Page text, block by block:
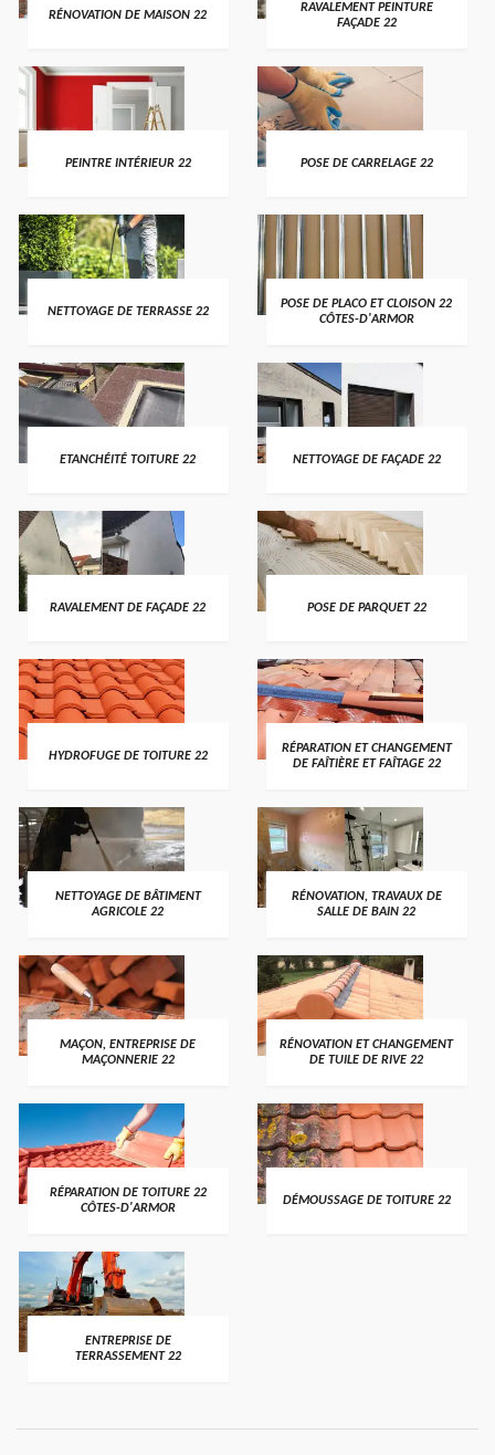
RÉNOVATION DE MAISON 22
RAVALEMENT PEINTURE
FAÇADE 22
PEINTRE INTÉRIEUR 22 POSE DE CARRELAGE 22
NETTOYAGE DE TERRASSE 22
POSE DE PLACO ET CLOISON 22
CÔTES-D'ARMOR
ETANCHÉITÉ TOITURE 22 NETTOYAGE DE FAÇADE 22
RAVALEMENT DE FAÇADE 22 POSE DE PARQUET 22
HYDROFUGE DE TOITURE 22
RÉPARATION ET CHANGEMENT
DE FAÎTIÈRE ET FAÎTAGE 22
NETTOYAGE DE BÂTIMENT
AGRICOLE 22
RÉNOVATION, TRAVAUX DE
SALLE DE BAIN 22
MAÇON, ENTREPRISE DE
MAÇONNERIE 22
RÉNOVATION ET CHANGEMENT
DE TUILE DE RIVE 22
RÉPARATION DE TOITURE 22
CÔTES-D'ARMOR
DÉMOUSSAGE DE TOITURE 22
ENTREPRISE DE
TERRASSEMENT 22